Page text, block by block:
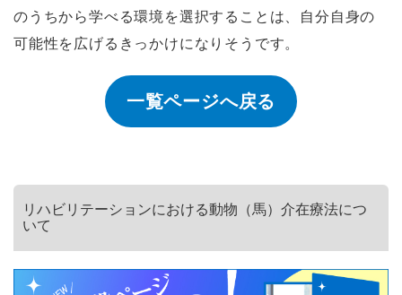
のうちから学べる環境を選択することは、自分自身の
可能性を広げるきっかけになりそうです。
一覧ページへ戻る
リハビリテーションにおける動物（馬）介在療法につ
いて